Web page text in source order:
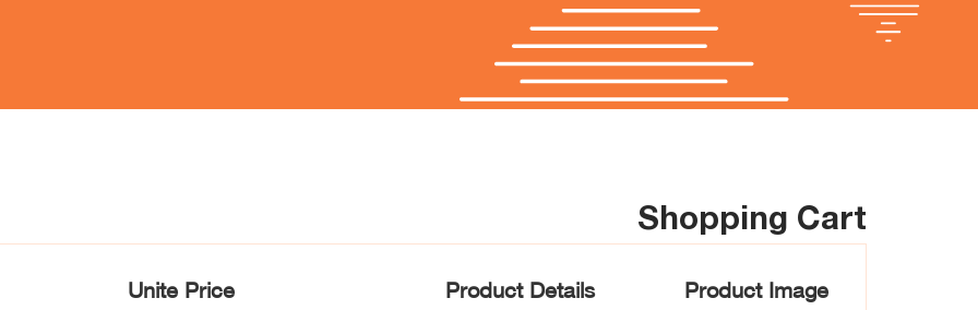
Shopping Cart
Product Image
Product Details
Unite Price